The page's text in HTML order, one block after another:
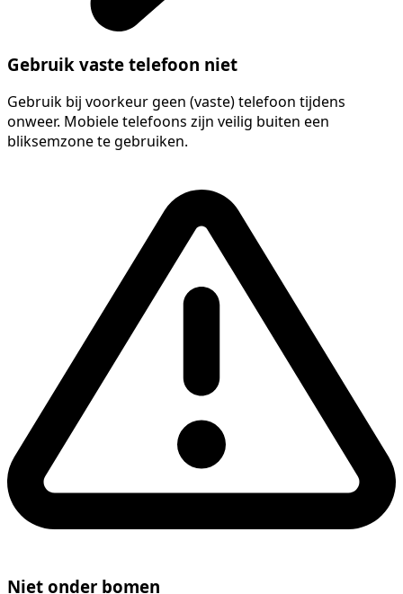
Gebruik vaste telefoon niet
Gebruik bij voorkeur geen (vaste) telefoon tijdens
onweer. Mobiele telefoons zijn veilig buiten een
bliksemzone te gebruiken.
Niet onder bomen